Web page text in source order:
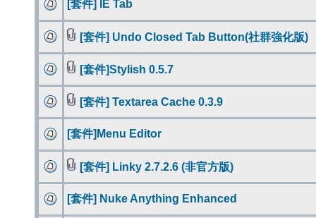
[套件] IE Tab
[套件] Undo Closed Tab Button(社群強化版)
[套件]Stylish 0.5.7
[套件] Textarea Cache 0.3.9
[套件]Menu Editor
[套件] Linky 2.7.2.6 (非官方版)
[套件] Nuke Anything Enhanced